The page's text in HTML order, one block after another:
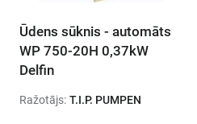
Ūdens sūknis - automāts
WP 750-20H 0,37kW
Delfin
Ražotājs: T.I.P. PUMPEN